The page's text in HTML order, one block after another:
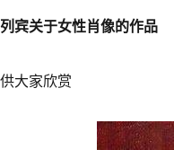
列宾关于女性肖像的作品
供大家欣赏